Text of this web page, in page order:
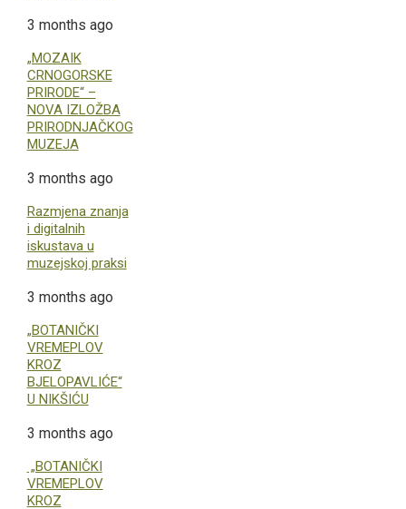
3 months ago
„MOZAIK
CRNOGORSKE
PRIRODE“ –
NOVA IZLOŽBA
PRIRODNJAČKOG
MUZEJA
3 months ago
Razmjena znanja
i digitalnih
iskustava u
muzejskoj praksi
3 months ago
„BOTANIČKI
VREMEPLOV
KROZ
BJELOPAVLIĆE“
U NIKŠIĆU
3 months ago
„BOTANIČKI
VREMEPLOV
KROZ